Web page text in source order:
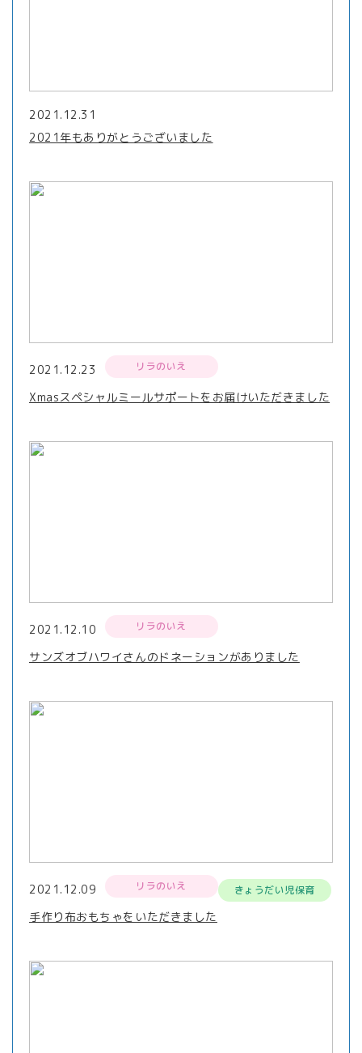
2021.12.31
2021年もありがとうございました
2021.12.23 リラのいえ
Xmasスペシャルミールサポートをお届けいただきました
2021.12.10 リラのいえ
サンズオブハワイさんのドネーションがありました
2021.12.09 リラのいえ きょうだい児保育
手作り布おもちゃをいただきました